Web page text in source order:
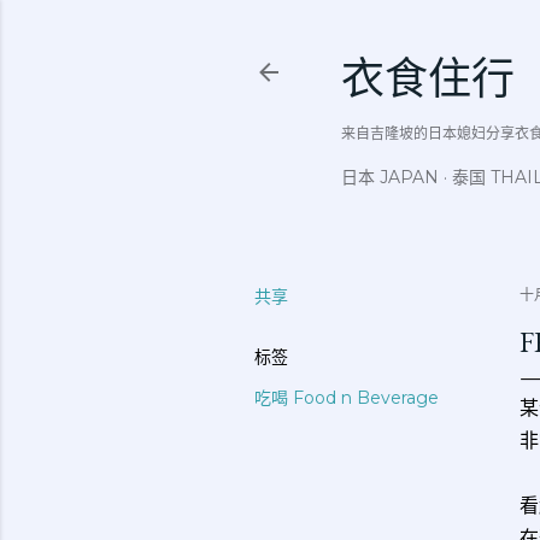
衣食住行
来自吉隆坡的日本媳妇分享
日本 JAPAN 泰国
共享
标签
吃喝 Food n Beverage
十